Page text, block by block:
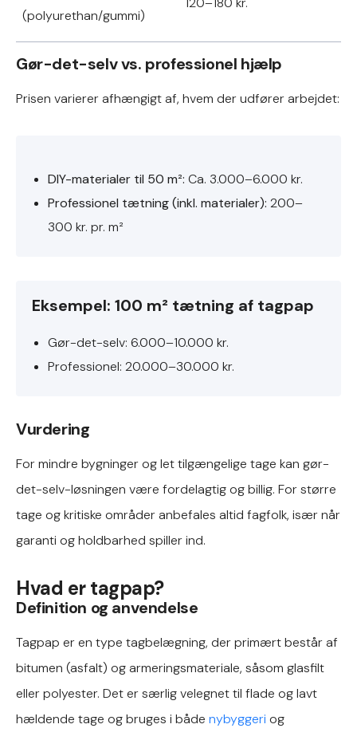
(polyurethan/gummi)
Gør-det-selv vs. professionel hjælp
Prisen varierer afhængigt af, hvem der udfører arbejdet:
DIY-materialer til 50 m²: Ca. 3.000–6.000 kr.
Professionel tætning (inkl. materialer): 200–
300 kr. pr. m²
Eksempel: 100 m² tætning af tagpap
Gør-det-selv: 6.000–10.000 kr.
Professionel: 20.000–30.000 kr.
Vurdering
For mindre bygninger og let tilgængelige tage kan gør-
det-selv-løsningen være fordelagtig og billig. For større
tage og kritiske områder anbefales altid fagfolk, især når
garanti og holdbarhed spiller ind.
Hvad er tagpap?
Definition og anvendelse
Tagpap er en type tagbelægning, der primært består af
bitumen (asfalt) og armeringsmateriale, såsom glasfilt
eller polyester. Det er særlig velegnet til flade og lavt
hældende tage og bruges i både nybyggeri og